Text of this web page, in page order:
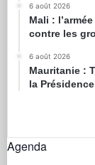
6 août 2026
Mali :
contre les
6 août 2026
Mauritanie :
la
Agenda